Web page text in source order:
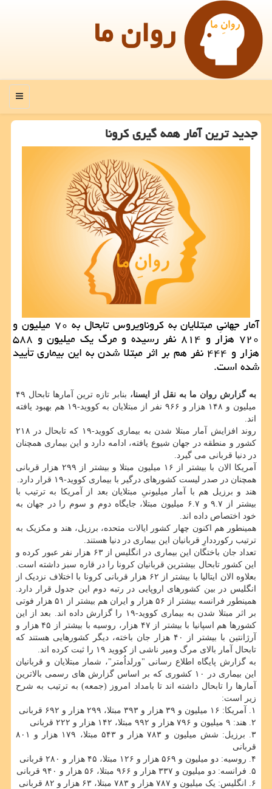
روان ما
منو
جدید ترین آمار همه گیری كرونا
آمار جهانیِ مبتلایان به کروناویروس تابحال به ۷۰ میلیون و
۷۲۰ هزار و ۸۱۴ نفر رسیده و مرگ یک میلیون و ۵۸۸
هزار و ۴۴۴ نفر هم بر اثر مبتلا شدن به این بیماری تأیید
شده است.
به گزارش روان ما به نقل از ایسنا،
بنابر تازه ترین آمارها تابحال ۴۹
میلیون و ۱۴۸ هزار و ۹۶۶ نفر از مبتلایان به کووید-۱۹ هم بهبود یافته
اند.
روند افزایش آمار مبتلا شدن به بیماری کووید-۱۹ که تابحال در ۲۱۸
کشور و منطقه در جهان شیوع یافته، ادامه دارد و این بیماری همچنان
در دنیا قربانی می گیرد.
آمریکا الان با بیشتر از ۱۶ میلیون مبتلا و بیشتر از ۲۹۹ هزار قربانی
همچنان در صدر لیست کشورهای درگیر با بیماری کووید-۱۹ قرار دارد.
هند و برزیل هم با آمار میلیونیِ مبتلایان بعد از آمریکا به ترتیب با
بیشتر از ۹.۷ و ۶.۷ میلیون مبتلا، جایگاه دوم و سوم را در جهان به
خود اختصاص داده اند.
همینطور هم اکنون چهار کشور ایالات متحده، برزیل، هند و مکزیک به
ترتیب رکورددارِ قربانیان این بیماری در دنیا هستند.
تعداد جان باختگان این بیماری در انگلیس از ۶۳ هزار نفر عبور کرده و
این کشور تابحال بیشترین قربانیان کرونا را در قاره سبز داشته است.
بعلاوه الان ایتالیا با بیشتر از ۶۲ هزار قربانی کرونا با اختلاف نزدیک از
انگلیس در بین کشورهای اروپایی در رتبه دوم این جدول قرار دارد.
همینطور فرانسه بیشتر از ۵۶ هزار و ایران هم بیشتر از ۵۱ هزار فوتی
بر اثر مبتلا شدن به بیماری کووید-۱۹ را گزارش داده اند. بعد از این
کشورها هم اسپانیا با بیشتر از ۴۷ هزار، روسیه با بیشتر از ۴۵ هزار و
آرژانتین با بیشتر از ۴۰ هزار جان باخته، دیگر کشورهایی هستند که
تابحال آمار بالای مرگ ومیر ناشی از کووید ۱۹ را ثبت کرده اند.
به گزارش پایگاه اطلاع رسانی "ورلداُمتر"، شمار مبتلایان و قربانیان
این بیماری در ۱۰ کشوری که بر اساس گزارش های رسمی بالاترین
آمارها را تابحال داشته اند تا بامداد امروز (جمعه) به ترتیب به شرح
زیر است:
۱. آمریکا: ۱۶ میلیون و ۳۹ هزار و ۳۹۳ مبتلا، ۲۹۹ هزار و ۶۹۲ قربانی
۲. هند: ۹ میلیون و ۷۹۶ هزار و ۹۹۲ مبتلا، ۱۴۲ هزار و ۲۲۲ قربانی
۳. برزیل: شش میلیون و ۷۸۳ هزار و ۵۴۳ مبتلا، ۱۷۹ هزار و ۸۰۱
قربانی
۴. روسیه: دو میلیون و ۵۶۹ هزار و ۱۲۶ مبتلا، ۴۵ هزار و ۲۸۰ قربانی
۵. فرانسه: دو میلیون و ۳۳۷ هزار و ۹۶۶ مبتلا، ۵۶ هزار و ۹۴۰ قربانی
۶. انگلیس: یک میلیون و ۷۸۷ هزار و ۷۸۳ مبتلا، ۶۳ هزار و ۸۲ قربانی